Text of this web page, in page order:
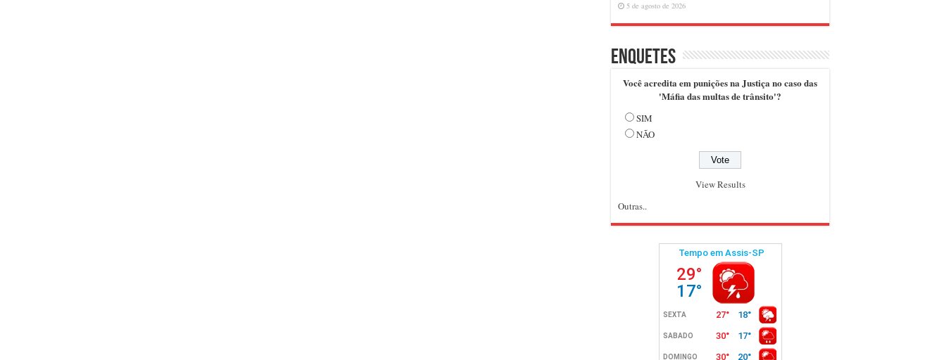
5 de agosto de 2026
Enquetes
Você acredita em punições na Justiça no caso das
'Máfia das multas de trânsito'?
SIM
NÃO
View Results
Outras..